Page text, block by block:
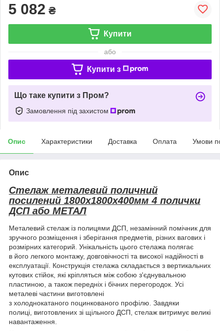
5 082 ₴
Купити
або
Купити з
Що таке купити з Пром?
Замовлення під захистом
Опис Характеристики Доставка Оплата Умови
Опис
Стелаж металевий поличний
посилений 1800х1800х400мм 4 полички
ДСП або МЕТАЛ
Металевий стелаж із полицями ДСП, незамінний помічник для
зручного розміщення і зберігання предметів, різних вагових і
розмірних категорий. Унікальність цього стелажа полягає
в його легкого монтажу, довговічності та високої надійності в
експлуатації. Конструкція стелажа складається з вертикальних
кутових стійок, які кріпляться між собою з'єднувальною
пластиною, а також передніх і бічних перегородок. Усі
металеві частини виготовлені
з холоднокатаного поцинкованого профілю. Завдяки
полиці, виготовлених зі щільного ДСП, стелаж витримує великі
навантаження.